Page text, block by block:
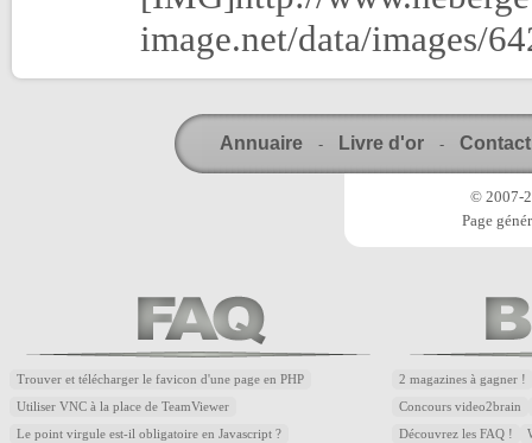
image.net/data/images/
Annuaire - Livre d'or - Contact
© 2007-
Page
Trouver et télécharger le favicon d'une page en PHP
Utiliser VNC à la place de TeamViewer
Le point virgule est-il obligatoire en Javascript ?
2 magazines à gagner !
Concours video2brain
Découvrez les FAQ !